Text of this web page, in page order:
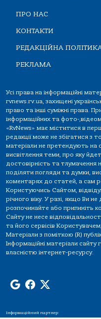
ПРО НАС
КОНТАКТИ
РЕДАКЦІЙНА
РЕКЛАМА
Усі права на інформаційні
rvnews.rv.ua, захищені
право та інші суміжні права.
інформаційних та фото-
«RvNews» має міститися в
редакції може не збігатися з
матеріали не претендують на
висвітлення теми, про яку
достовірність та тлумачення
поділяти погляди та думки,
коментарях до статей, а сам
Користуючись Сайтом,
річного віку. У разі, якщо Ви не
розпочинайте або припиніть
Сайту не несе
та його сервісів
Матеріали з поміткою (R)
Інформаційні матеріали
власністю інтернет-ресурсу.
Інформаційний партнер: